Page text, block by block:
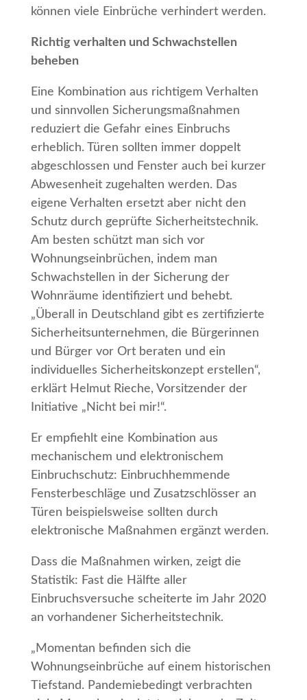
können viele Einbrüche verhindert werden.
Richtig verhalten und Schwachstellen
beheben
Eine Kombination aus richtigem Verhalten
und sinnvollen Sicherungsmaßnahmen
reduziert die Gefahr eines Einbruchs
erheblich. Türen sollten immer doppelt
abgeschlossen und Fenster auch bei kurzer
Abwesenheit zugehalten werden. Das
eigene Verhalten ersetzt aber nicht den
Schutz durch geprüfte Sicherheitstechnik.
Am besten schützt man sich vor
Wohnungseinbrüchen, indem man
Schwachstellen in der Sicherung der
Wohnräume identifiziert und behebt.
„Überall in Deutschland gibt es zertifizierte
Sicherheitsunternehmen, die Bürgerinnen
und Bürger vor Ort beraten und ein
individuelles Sicherheitskonzept erstellen“,
erklärt Helmut Rieche, Vorsitzender der
Initiative „Nicht bei mir!“.
Er empfiehlt eine Kombination aus
mechanischem und elektronischem
Einbruchschutz: Einbruchhemmende
Fensterbeschläge und Zusatzschlösser an
Türen beispielsweise sollten durch
elektronische Maßnahmen ergänzt werden.
Dass die Maßnahmen wirken, zeigt die
Statistik: Fast die Hälfte aller
Einbruchsversuche scheiterte im Jahr 2020
an vorhandener Sicherheitstechnik.
„Momentan befinden sich die
Wohnungseinbrüche auf einem historischen
Tiefstand. Pandemiebedingt verbrachten